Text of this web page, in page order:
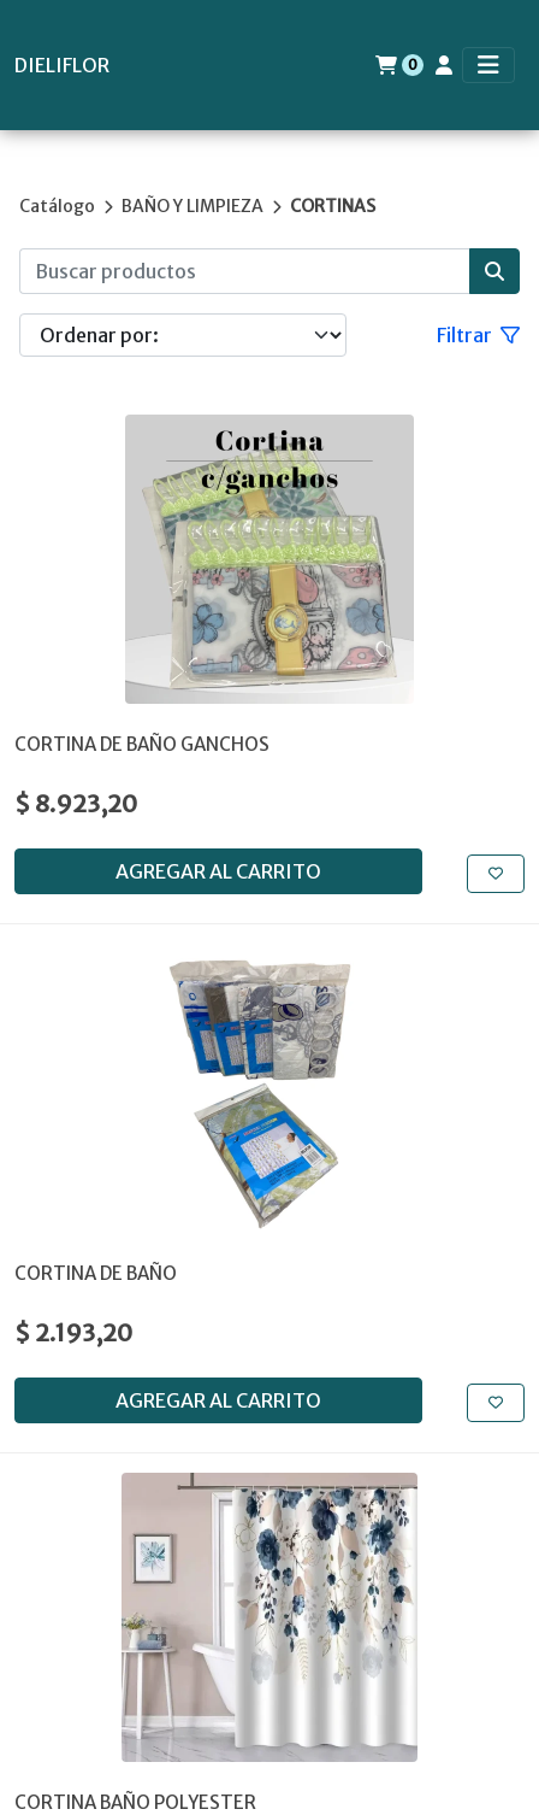
DIELIFLOR 0
Catálogo BAÑO Y LIMPIEZA CORTINAS
Filtrar
CORTINA DE BAÑO GANCHOS
$ 8.923,20
AGREGAR AL CARRITO
CORTINA DE BAÑO
$ 2.193,20
AGREGAR AL CARRITO
CORTINA BAÑO POLYESTER